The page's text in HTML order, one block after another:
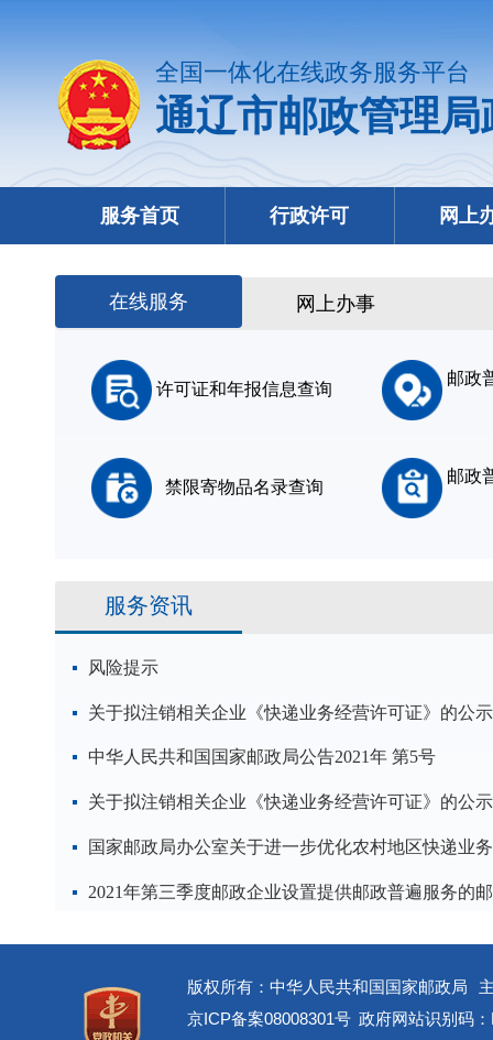
全国一体化在线政务服务平台
通辽市邮政管理
服务首页 行政许可 网上
在线服务 网上办事
许可证和年报信息查询
邮政
禁限寄物品名录查询
邮政
服务资讯
风险提示
关于拟注销相关企业《快递业务经营许可证》的公示
中华人民共和国国家邮政局公告2021年 第5号
关于拟注销相关企业《快递业务经营许可证》的公示
版权所有：中华人民共和国国家邮政局
京ICP备案08008301号 政府网站识别码